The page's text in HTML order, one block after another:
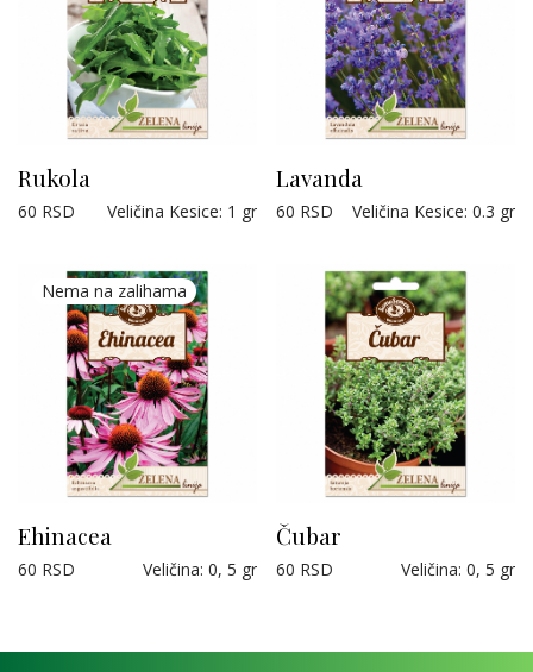
Rukola
Veličina Kesice: 1 gr
60 RSD
Lavanda
Veličina Kesice: 0.3 gr
60 RSD
Ehinacea
Veličina: 0, 5 gr
60 RSD
Čubar
Veličina: 0, 5 gr
60 RSD